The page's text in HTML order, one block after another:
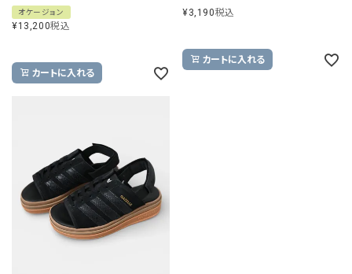
オケージョン
¥13,200税込
カートに入れる
¥3,190税込
カートに入れる